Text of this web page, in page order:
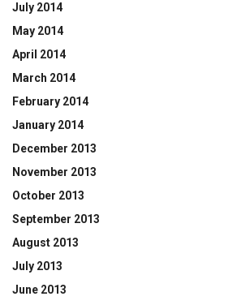
July 2014
May 2014
April 2014
March 2014
February 2014
January 2014
December 2013
November 2013
October 2013
September 2013
August 2013
July 2013
June 2013